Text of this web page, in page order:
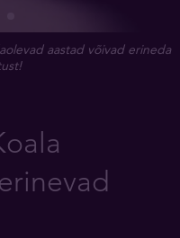
aastad võivad erineda